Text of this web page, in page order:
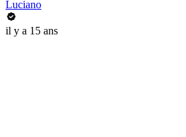
Luciano
il y a 15 ans